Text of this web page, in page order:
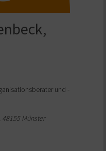
und -
48155Münster